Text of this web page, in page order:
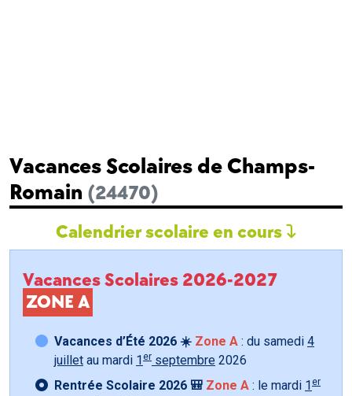
Vacances Scolaires de Champs-
Romain (24470)
Calendrier scolaire en cours
Vacances Scolaires 2026-2027
ZONE A
Vacances d’Été 2026 ☀️ Zone A : du samedi 4
juillet au mardi 1 er septembre 2026
Rentrée Scolaire 2026 🎒 Zone A : le mardi 1 er